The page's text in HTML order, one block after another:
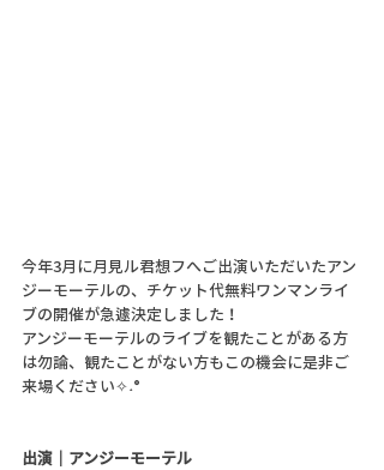
今年3月に月見ル君想フへご出演いただいたアン
ジーモーテルの、チケット代無料ワンマンライ
ブの開催が急遽決定しました！
アンジーモーテルのライブを観たことがある方
は勿論、観たことがない方もこの機会に是非ご
来場ください✧˖°
出演｜アンジーモーテル